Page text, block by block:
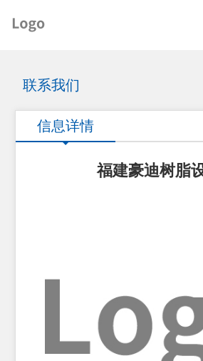
联系我们
信息详情
福建豪迪树脂